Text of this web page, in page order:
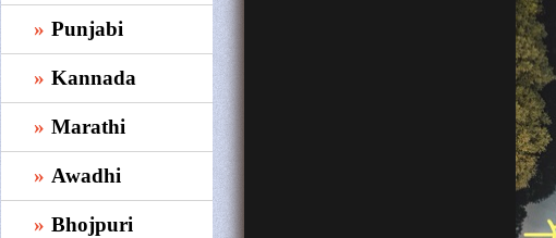
ARRIVALS
CATEGORIES >
Punjabi
Kannada
Marathi
Awadhi
Bhojpuri